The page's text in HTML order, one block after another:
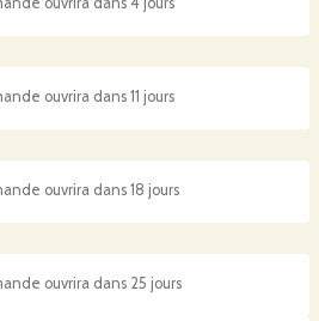
ouvrira dans 11 jours
ouvrira dans 18 jours
ouvrira dans 25 jours